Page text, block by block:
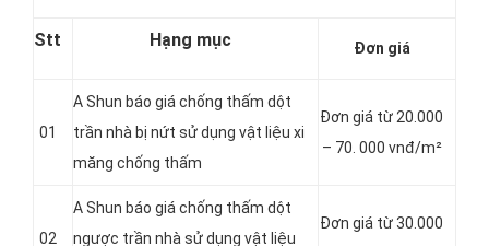
Stt Hạng mục Đơn giá
01
A Shun báo giá chống thấm dột
trần nhà bị nứt sử dụng vật liệu xi
măng chống thấm
Đơn giá từ 20.000
– 70. 000 vnđ/m²
02
A Shun báo giá chống thấm dột
ngược trần nhà sử dụng vật liệu
Đơn giá từ 30.000